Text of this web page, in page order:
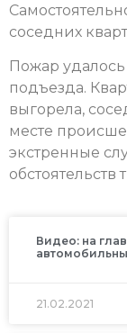
соседних
Пожар
подъезда.
выгорела,
месте
экстренные
обстоятельств
Видео: на
21.02.2021